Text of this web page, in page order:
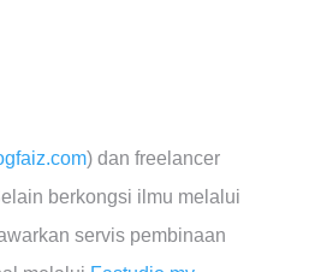
) dan freelancer
berkongsi ilmu melalui
servis pembinaan